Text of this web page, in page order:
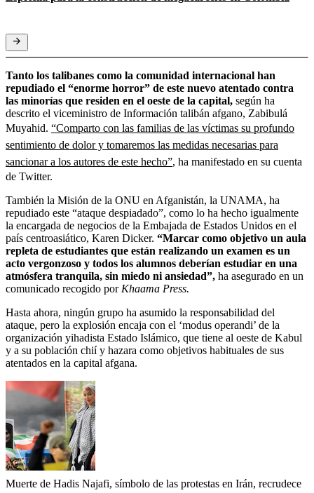
Tanto los talibanes como la comunidad internacional han
repudiado el “enorme horror” de este nuevo atentado contra
las minorías que residen en el oeste de la capital, según ha
descrito el viceministro de Información talibán afgano, Zabibulá
Muyahid. “Comparto con las familias de las víctimas su profundo
sentimiento de dolor y tomaremos las medidas necesarias para
sancionar a los autores de este hecho”, ha manifestado en su cuenta
de Twitter.
También la Misión de la ONU en Afganistán, la UNAMA, ha
repudiado este “ataque despiadado”, como lo ha hecho igualmente
la encargada de negocios de la Embajada de Estados Unidos en el
país centroasiático, Karen Dicker. “Marcar como objetivo un aula
repleta de estudiantes que están realizando un examen es un
acto vergonzoso y todos los alumnos deberían estudiar en una
atmósfera tranquila, sin miedo ni ansiedad”, ha asegurado en un
comunicado recogido por Khaama Press.
Hasta ahora, ningún grupo ha asumido la responsabilidad del
ataque, pero la explosión encaja con el ‘modus operandi’ de la
organización yihadista Estado Islámico, que tiene al oeste de Kabul
y a su población chií y hazara como objetivos habituales de sus
atentados en la capital afgana.
Muerte de Hadis Najafi, símbolo de las protestas en Irán, recrudece